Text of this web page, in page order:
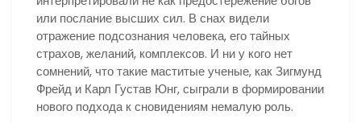
или послание высших сил. В снах видели
отражение подсознания человека, его тайных
страхов, желаний, комплексов. И ни у кого нет
сомнений, что такие маститые ученые, как Зигмунд
Фрейд и Карл Густав Юнг, сыграли в формировании
нового подхода к сновидениям немалую роль.